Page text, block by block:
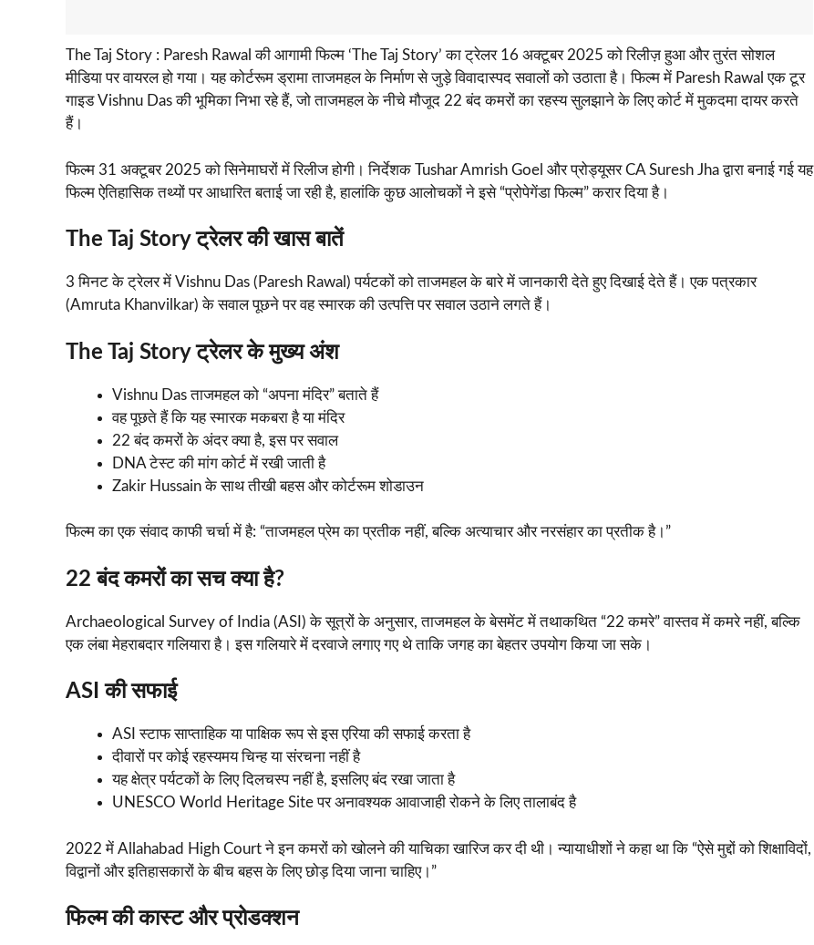
The Taj Story : Paresh Rawal की आगामी फिल्म ‘The Taj Story’ का ट्रेलर 16 अक्टूबर 2025 को रिलीज़ हुआ और तुरंत सोशल
मीडिया पर वायरल हो गया। यह कोर्टरूम ड्रामा ताजमहल के निर्माण से जुड़े विवादास्पद सवालों को उठाता है। फिल्म में Paresh Rawal एक टूर
गाइड Vishnu Das की भूमिका निभा रहे हैं, जो ताजमहल के नीचे मौजूद 22 बंद कमरों का रहस्य सुलझाने के लिए कोर्ट में मुकदमा दायर करते
हैं।
फिल्म 31 अक्टूबर 2025 को सिनेमाघरों में रिलीज होगी। निर्देशक Tushar Amrish Goel और प्रोड्यूसर CA Suresh Jha द्वारा बनाई गई यह
फिल्म ऐतिहासिक तथ्यों पर आधारित बताई जा रही है, हालांकि कुछ आलोचकों ने इसे “प्रोपेगेंडा फिल्म” करार दिया है।
The Taj Story ट्रेलर की खास बातें
3 मिनट के ट्रेलर में Vishnu Das (Paresh Rawal) पर्यटकों को ताजमहल के बारे में जानकारी देते हुए दिखाई देते हैं। एक पत्रकार
(Amruta Khanvilkar) के सवाल पूछने पर वह स्मारक की उत्पत्ति पर सवाल उठाने लगते हैं।
The Taj Story ट्रेलर के मुख्य अंश
Vishnu Das ताजमहल को “अपना मंदिर” बताते हैं
वह पूछते हैं कि यह स्मारक मकबरा है या मंदिर
22 बंद कमरों के अंदर क्या है, इस पर सवाल
DNA टेस्ट की मांग कोर्ट में रखी जाती है
Zakir Hussain के साथ तीखी बहस और कोर्टरूम शोडाउन
फिल्म का एक संवाद काफी चर्चा में है: “ताजमहल प्रेम का प्रतीक नहीं, बल्कि अत्याचार और नरसंहार का प्रतीक है।”
22 बंद कमरों का सच क्या है?
Archaeological Survey of India (ASI) के सूत्रों के अनुसार, ताजमहल के बेसमेंट में तथाकथित “22 कमरे” वास्तव में कमरे नहीं, बल्कि
एक लंबा मेहराबदार गलियारा है। इस गलियारे में दरवाजे लगाए गए थे ताकि जगह का बेहतर उपयोग किया जा सके।
ASI की सफाई
ASI स्टाफ साप्ताहिक या पाक्षिक रूप से इस एरिया की सफाई करता है
दीवारों पर कोई रहस्यमय चिन्ह या संरचना नहीं है
यह क्षेत्र पर्यटकों के लिए दिलचस्प नहीं है, इसलिए बंद रखा जाता है
UNESCO World Heritage Site पर अनावश्यक आवाजाही रोकने के लिए तालाबंद है
2022 में Allahabad High Court ने इन कमरों को खोलने की याचिका खारिज कर दी थी। न्यायाधीशों ने कहा था कि “ऐसे मुद्दों को शिक्षाविदों,
विद्वानों और इतिहासकारों के बीच बहस के लिए छोड़ दिया जाना चाहिए।”
फिल्म की कास्ट और प्रोडक्शन